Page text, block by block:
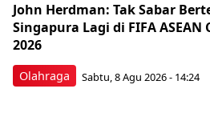
Olahraga
John Herdman: Tak Sabar
Singapura Lagi di FIFA ASEAN
2026
Sabtu, 8 Agu 2026 - 14:24